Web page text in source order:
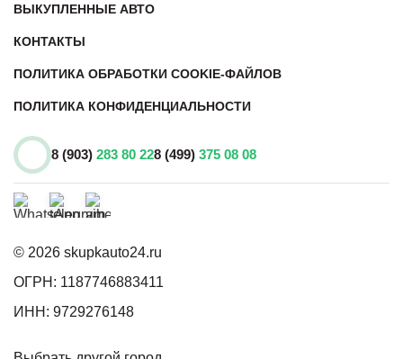
ВЫКУПЛЕННЫЕ АВТО
КОНТАКТЫ
ПОЛИТИКА ОБРАБОТКИ COOKIE-ФАЙЛОВ
ПОЛИТИКА КОНФИДЕНЦИАЛЬНОСТИ
8 (903) 283 80 228 (499) 375 08 08
© 2026 skupkauto24.ru
ОГРН: 1187746883411
ИНН: 9729276148